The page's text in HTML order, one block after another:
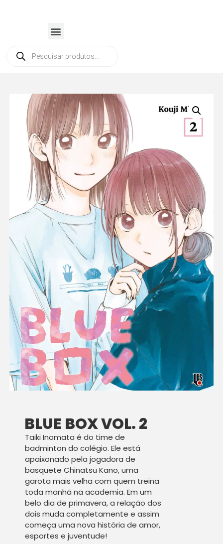
BLUE BOX VOL. 2
Taiki Inomata é do time de
badminton do colégio. Ele está
apaixonado pela jogadora de
basquete Chinatsu Kano, uma
garota mais velha com quem treina
toda manhã na academia. Em um
belo dia de primavera, a relação dos
dois muda completamente e assim
começa uma nova história de amor,
esportes e juventude!